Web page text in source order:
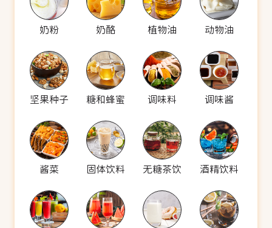
奶粉 奶酪 植物油 动物油
坚果种子 糖和蜂蜜 调味料 调味酱
酱菜 固体饮料 无糖茶饮 酒精饮料